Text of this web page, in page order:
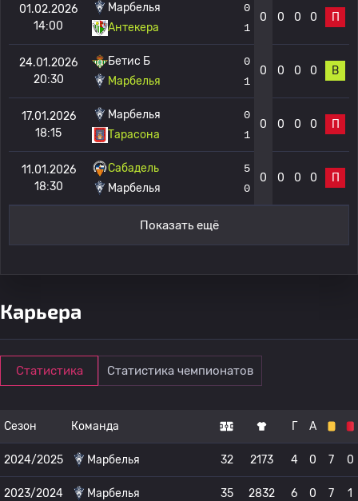
01.02.2026
14:00
Марбелья
Антекера
0
1
0 0 0 0 П
24.01.2026
20:30
Бетис Б
Марбелья
0
1
0 0 0 0 В
17.01.2026
18:15
Марбелья
Тарасона
0
1
0 0 0 0 П
11.01.2026
18:30
Сабадель
Марбелья
5
0
0 0 0 0 П
Показать ещё
Карьера
Статистика Статистика чемпионатов
Сезон Команда Г А
2024/2025 Марбелья 32 2173 4 0 7 0
2023/2024 Марбелья 35 2832 6 0 7 1